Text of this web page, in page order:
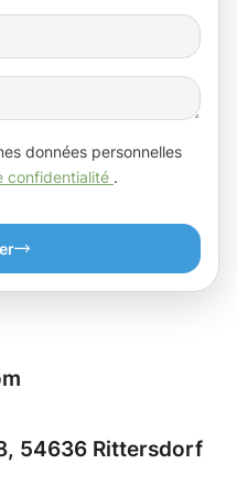
données personnelles
confidentialité .
54636 Rittersdorf